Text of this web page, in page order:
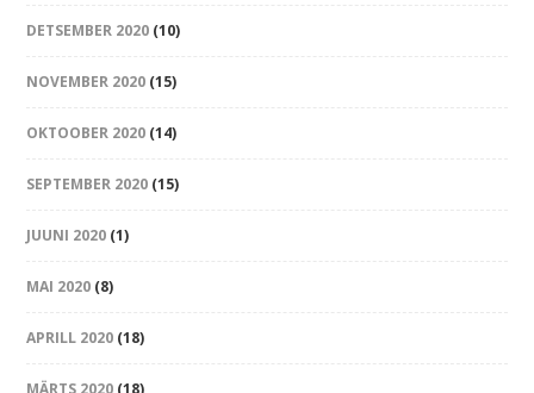
DETSEMBER 2020 (10)
NOVEMBER 2020 (15)
OKTOOBER 2020 (14)
SEPTEMBER 2020 (15)
JUUNI 2020 (1)
MAI 2020 (8)
APRILL 2020 (18)
MÄRTS 2020 (18)